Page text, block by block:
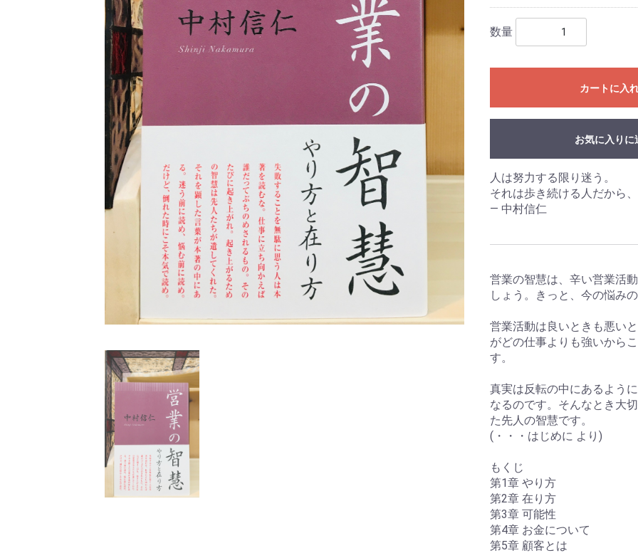
数量
カートに入
お気に入りに
人は努力する限り迷う。
それは歩き続ける人だから
― 中村信仁
営業の智慧は、辛い営業活
しょう。きっと、今の悩み
営業活動は良いときも悪い
がどの仕事よりも強いから
す。
真実は反転の中にあるよう
なるのです。そんなとき大
た先人の智慧です。
(・・・はじめに より)
もくじ
第1章 やり方
第2章 在り方
第3章 可能性
第4章 お金について
第5章 顧客とは